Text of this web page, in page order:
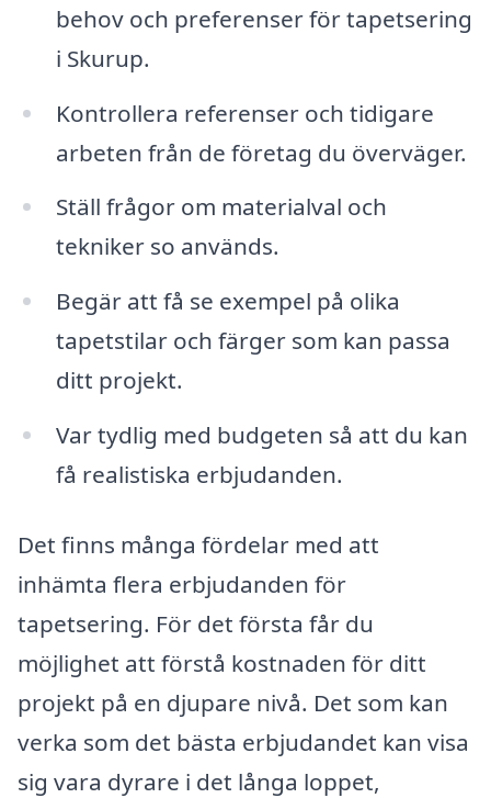
behov och preferenser för tapetsering
i Skurup.
Kontrollera referenser och tidigare
arbeten från de företag du överväger.
Ställ frågor om materialval och
tekniker so används.
Begär att få se exempel på olika
tapetstilar och färger som kan passa
ditt projekt.
Var tydlig med budgeten så att du kan
få realistiska erbjudanden.
Det finns många fördelar med att
inhämta flera erbjudanden för
tapetsering. För det första får du
möjlighet att förstå kostnaden för ditt
projekt på en djupare nivå. Det som kan
verka som det bästa erbjudandet kan visa
sig vara dyrare i det långa loppet,